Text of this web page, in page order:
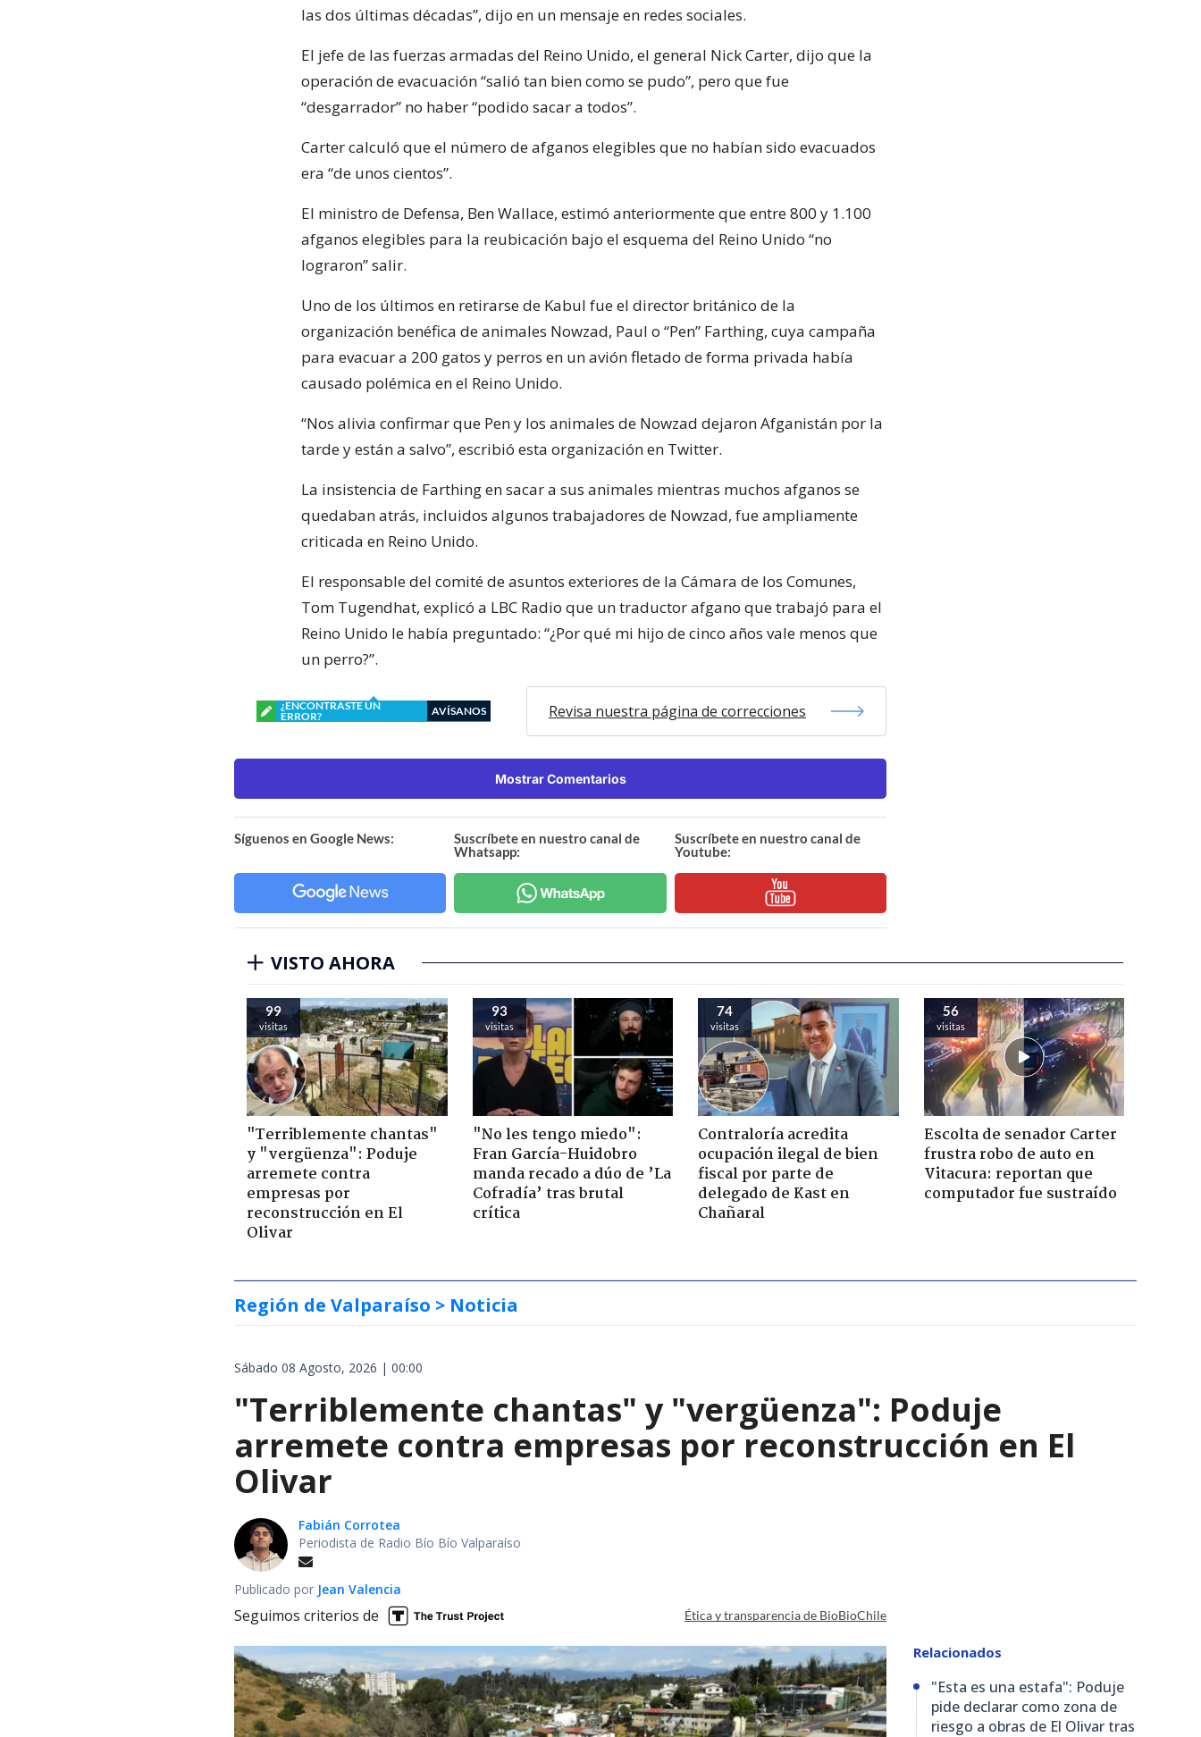
las dos últimas décadas”, dijo en un mensaje en redes sociales.
El jefe de las fuerzas armadas del Reino Unido, el general Nick Carter, dijo que la
operación de evacuación “salió tan bien como se pudo”, pero que fue
“desgarrador” no haber “podido sacar a todos”.
Carter calculó que el número de afganos elegibles que no habían sido evacuados
era “de unos cientos”.
El ministro de Defensa, Ben Wallace, estimó anteriormente que entre 800 y 1.100
afganos elegibles para la reubicación bajo el esquema del Reino Unido “no
lograron” salir.
Uno de los últimos en retirarse de Kabul fue el director británico de la
organización benéfica de animales Nowzad, Paul o “Pen” Farthing, cuya campaña
para evacuar a 200 gatos y perros en un avión fletado de forma privada había
causado polémica en el Reino Unido.
“Nos alivia confirmar que Pen y los animales de Nowzad dejaron Afganistán por la
tarde y están a salvo”, escribió esta organización en Twitter.
La insistencia de Farthing en sacar a sus animales mientras muchos afganos se
quedaban atrás, incluidos algunos trabajadores de Nowzad, fue ampliamente
criticada en Reino Unido.
El responsable del comité de asuntos exteriores de la Cámara de los Comunes,
Tom Tugendhat, explicó a LBC Radio que un traductor afgano que trabajó para el
Reino Unido le había preguntado: “¿Por qué mi hijo de cinco años vale menos que
un perro?”.
¿ENCONTRASTE UN
ERROR?
AVÍSANOS Revisa nuestra página de correcciones
Mostrar Comentarios
Síguenos en Google News:
Suscríbete en nuestro canal de
Whatsapp:
Suscríbete en nuestro canal de
Youtube:
VISTO AHORA
99
visitas
"Terriblemente chantas"
y "vergüenza": Poduje
arremete contra
empresas por
reconstrucción en El
Olivar
93
visitas
"No les tengo miedo":
Fran García-Huidobro
manda recado a dúo de ’La
Cofradía’ tras brutal
crítica
74
visitas
Contraloría acredita
ocupación ilegal de bien
fiscal por parte de
delegado de Kast en
Chañaral
56
visitas
Escolta de senador Carter
frustra robo de auto en
Vitacura: reportan que
computador fue sustraído
Región de Valparaíso > Noticia
Sábado 08 Agosto, 2026 | 00:00
"Terriblemente chantas" y "vergüenza": Poduje
arremete contra empresas por reconstrucción en El
Olivar
Fabián Corrotea
Periodista de Radio Bío Bío Valparaíso
Publicado por Jean Valencia
Seguimos criterios de Ética y transparencia de BioBioChile
Relacionados
"Esta es una estafa": Poduje
pide declarar como zona de
riesgo a obras de El Olivar tras